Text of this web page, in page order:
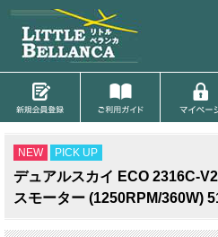
NEW PICK UP
デュアルスカイ ECO 2316C-
スモーター (1250RPM/360W)